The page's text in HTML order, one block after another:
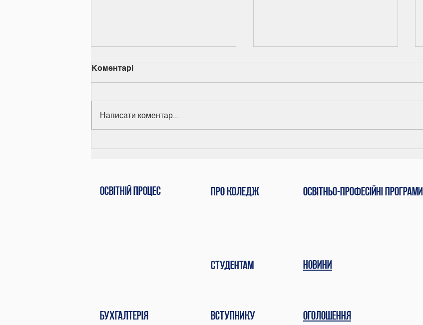
Вручення дипломів
Коментарі
Написати коментар...
Освітній процес Про коледж Освітньо-професійні програми
Студентам Новини
Бухгалтерія вступнику Оголошення